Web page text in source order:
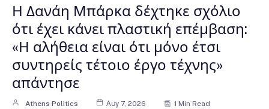
Η Δανάη Μπάρκα δέχτηκε σχόλιο
ότι έχει κάνει πλαστική επέμβαση:
«Η αλήθεια είναι ότι μόνο έτσι
συντηρείς τέτοιο έργο τέχνης»
απάντησε
Athens Politics Αυγ 7, 2026 1 Min Read